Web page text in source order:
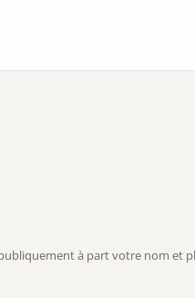
à part votre nom et